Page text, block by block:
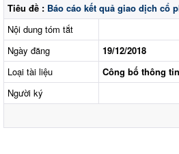
Tiêu đề : Báo cáo kết quả giao dịch cổ
Nội dung tóm tắt
Ngày đăng
19/12/2018
Loại tài liệu
Công bố thông tin
Người ký